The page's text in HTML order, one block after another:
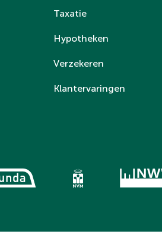
Taxatie
Hypotheken
Verzekeren
Klantervaringen